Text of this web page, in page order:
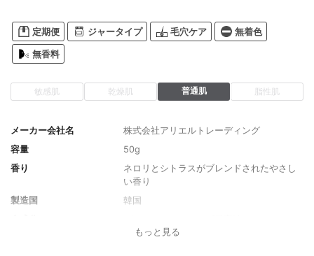
定期便 ジャータイプ 毛穴ケア 無着色
無香料
敏感肌 乾燥肌 普通肌 脂性肌
メーカー会社名
株式会社アリエルトレーディング
容量
50g
香り
ネロリとシトラスがブレンドされたやさし
い香り
製造国
韓国
酸エチルヘキシル、ジグリセリン、ステア
もっと見る